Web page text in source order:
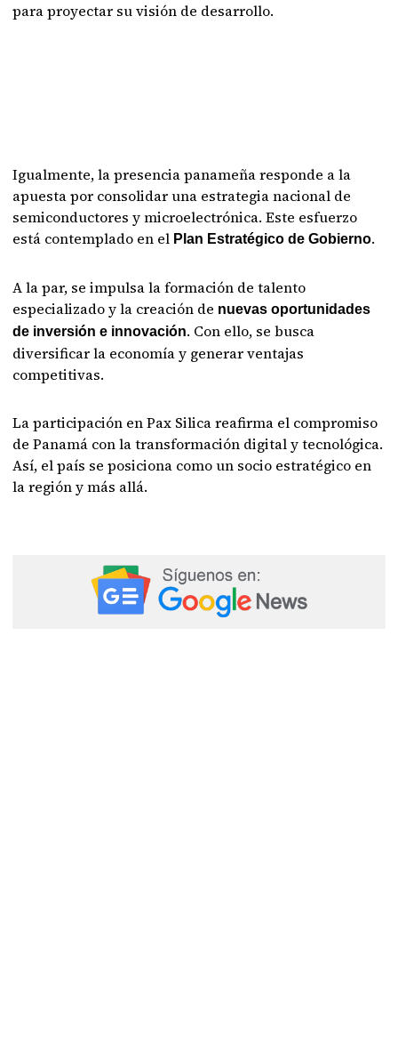
para proyectar su visión de desarrollo.
Igualmente, la presencia panameña responde a la
apuesta por consolidar una estrategia nacional de
semiconductores y microelectrónica. Este esfuerzo
está contemplado en el Plan Estratégico de Gobierno.
A la par, se impulsa la formación de talento
especializado y la creación de nuevas oportunidades
de inversión e innovación. Con ello, se busca
diversificar la economía y generar ventajas
competitivas.
La participación en Pax Silica reafirma el compromiso
de Panamá con la transformación digital y tecnológica.
Así, el país se posiciona como un socio estratégico en
la región y más allá.